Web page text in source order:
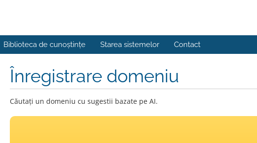
Biblioteca de cunoștințe Starea sistemelor Contact
Înregistrare domeniu
Căutați un domeniu cu sugestii bazate pe AI.